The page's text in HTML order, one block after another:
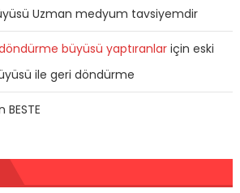
Uzman medyum tavsiyemdir
büyüsü yaptıranlariçin eski
ile geri döndürme
BESTE